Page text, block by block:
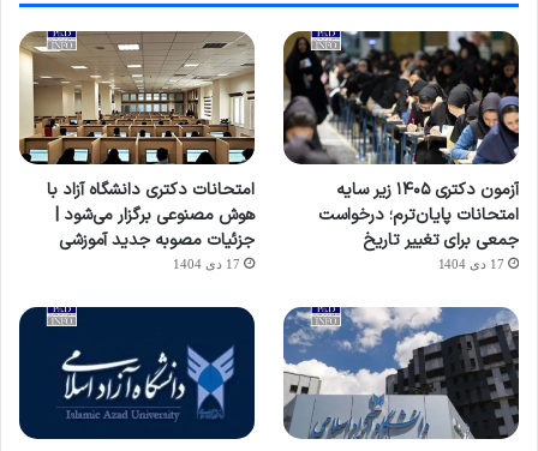
آزمون دکتری ۱۴۰۵ زیر سایه
امتحانات پایان‌ترم؛ درخواست
جمعی برای تغییر تاریخ
17 دی 1404
امتحانات دکتری دانشگاه آزاد با
هوش مصنوعی برگزار می‌شود |
جزئیات مصوبه جدید آموزشی
17 دی 1404